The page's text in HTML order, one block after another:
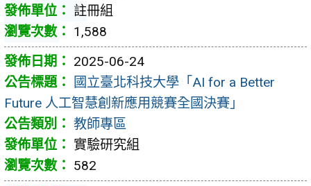
註冊組
1,588
2025-06-24
國立臺北科技大學「AI for a Better
Future 人工智慧創新應用競賽全國決賽」
教師專區
實驗研究組
582